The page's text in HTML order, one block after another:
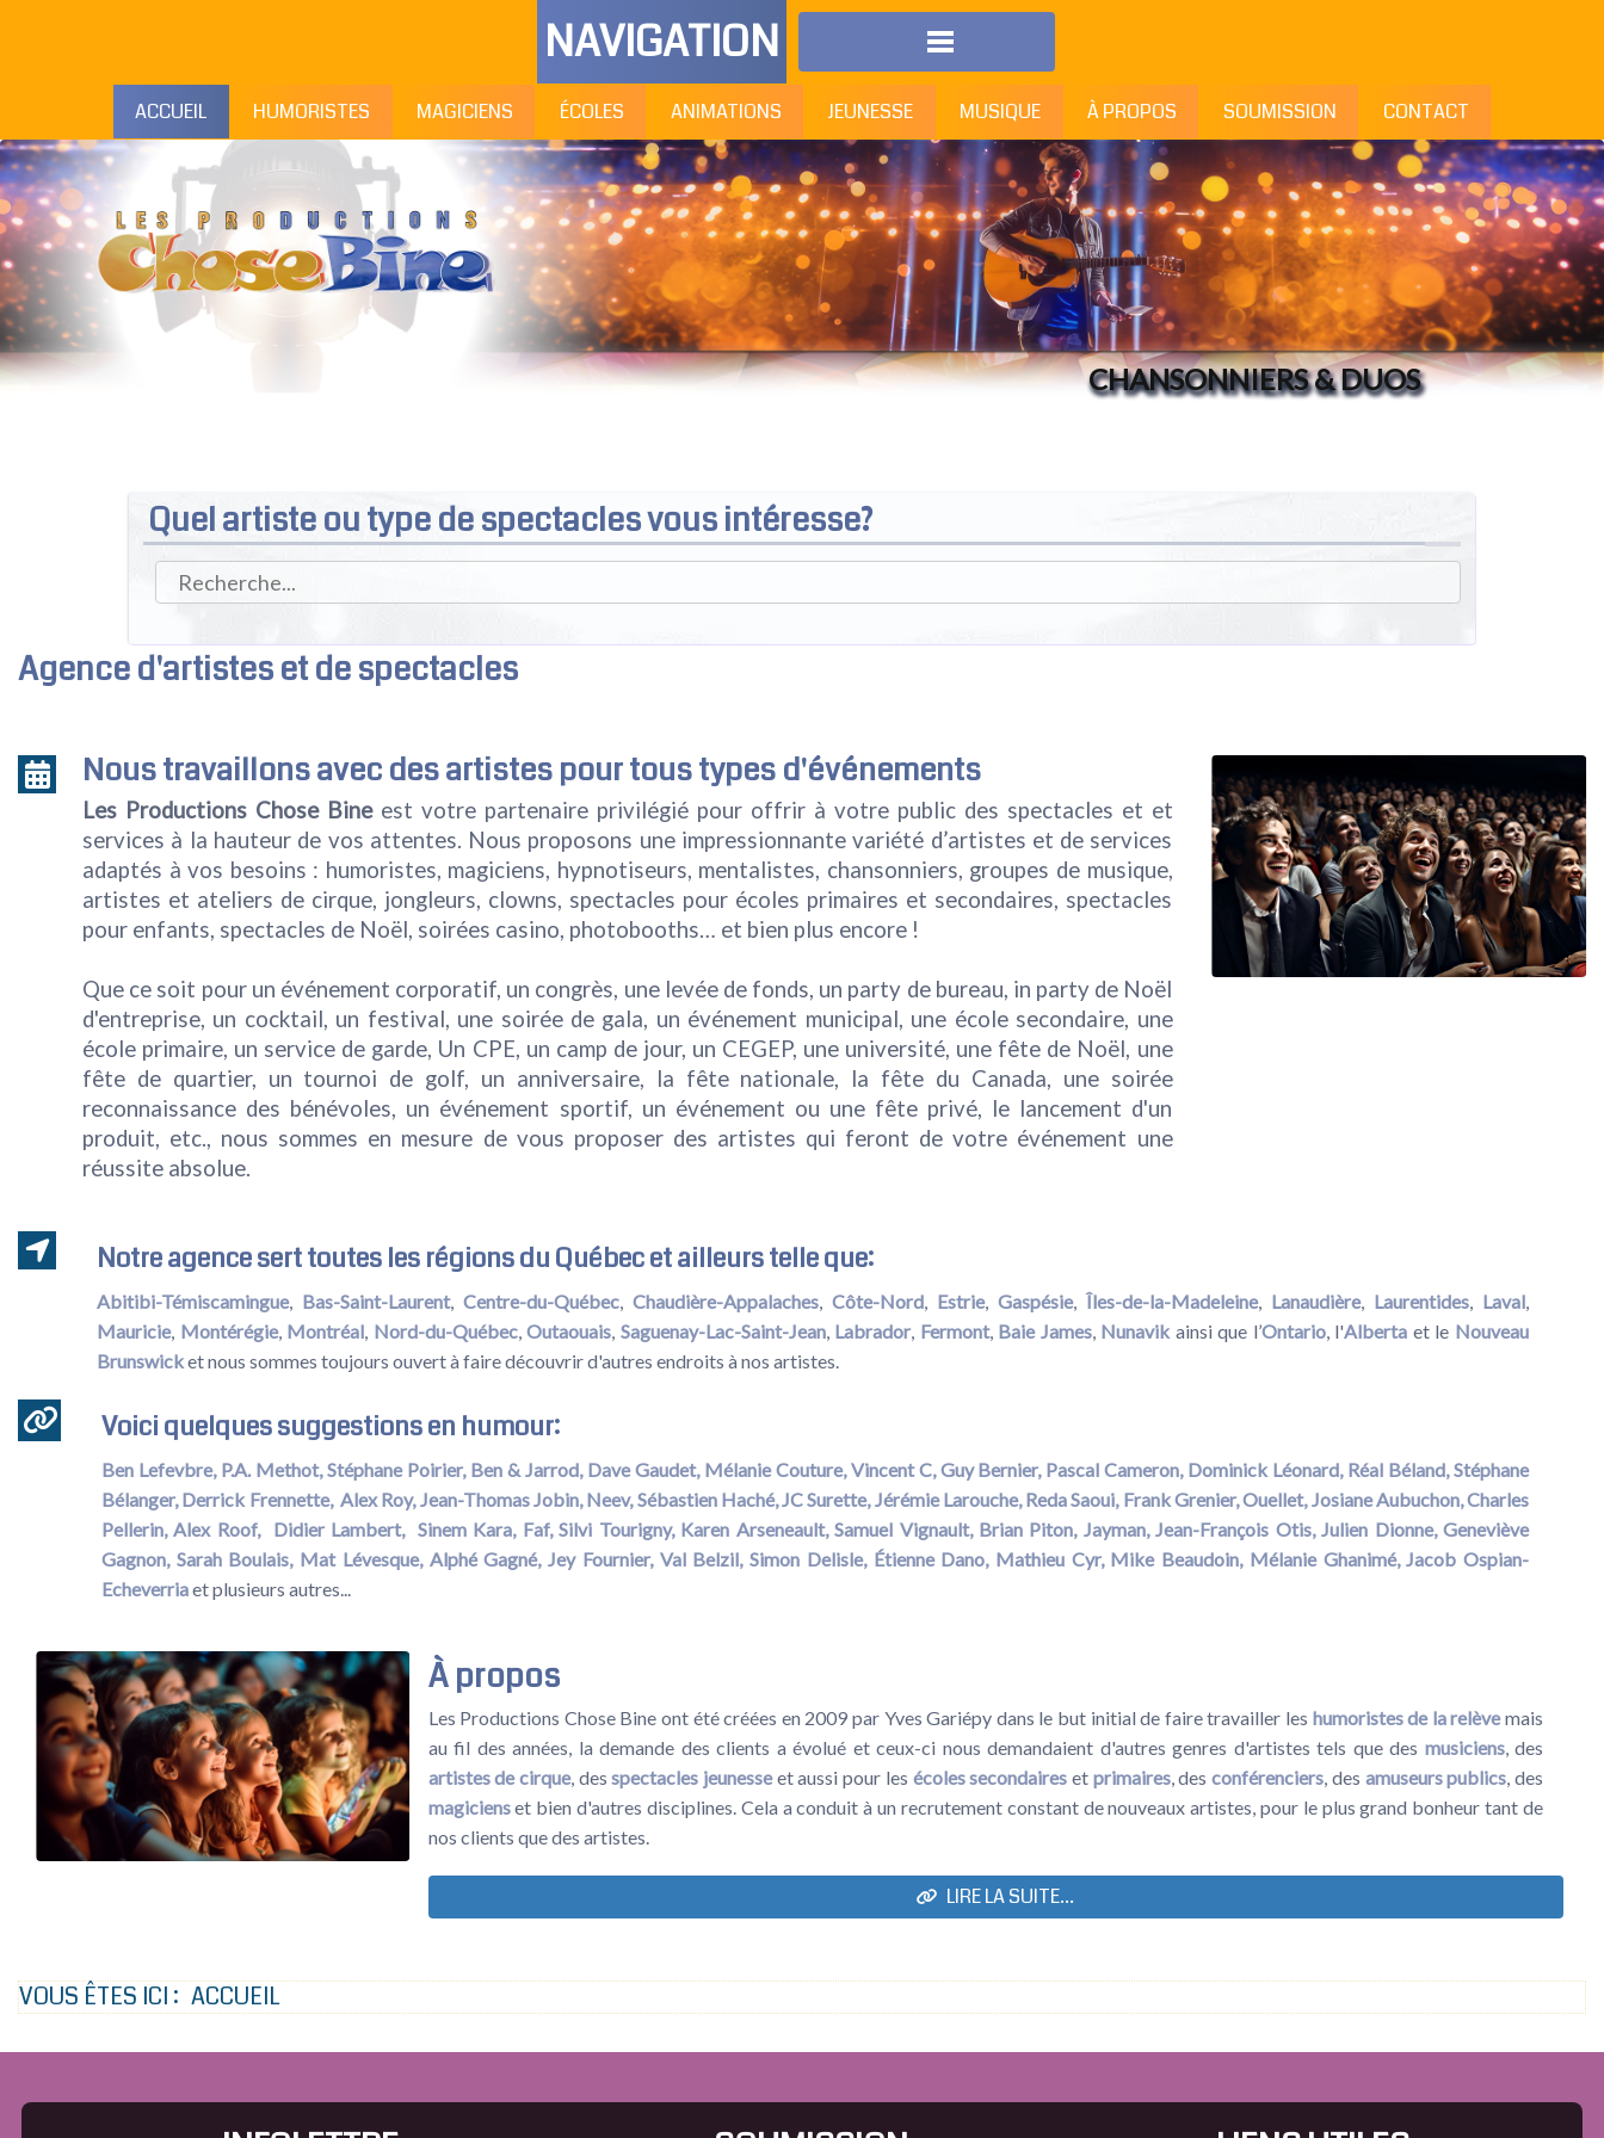
NAVIGATION
ACCUEIL HUMORISTES MAGICIENS ÉCOLES ANIMATIONS JEUNESSE MUSIQUE À PROPOS SOUMISSION CONTACT
CHANSONNIERS & DUOS
Quel artiste ou type de spectacles vous intéresse?
Agence d'artistes et de spectacles
Nous travaillons avec des artistes pour tous types d'événements
Les Productions Chose Bineest votre partenaire privilégié pour offrir à votre public des spectacles et et
services à la hauteur de vos attentes. Nous proposons une impressionnante variété d’artistes et de services
adaptés à vos besoins : humoristes, magiciens, hypnotiseurs, mentalistes, chansonniers, groupes de musique,
artistes et ateliers de cirque, jongleurs, clowns, spectacles pour écoles primaires et secondaires, spectacles
pour enfants, spectacles de Noël, soirées casino, photobooths… et bien plus encore !
Que ce soit pour un événement corporatif, un congrès, une levée de fonds, un party de bureau, in party de Noël
d'entreprise, un cocktail, un festival, une soirée de gala, un événement municipal, une école secondaire, une
école primaire, un service de garde, Un CPE, un camp de jour, un CEGEP, une université, une fête de Noël, une
fête de quartier, un tournoi de golf, un anniversaire, la fête nationale, la fête du Canada, une soirée
reconnaissance des bénévoles, un événement sportif, un événement ou une fête privé, le lancement d'un
produit, etc., nous sommes en mesure de vous proposer des artistes qui feront de votre événement une
réussite absolue.
Notre agence sert toutes les régions du Québec et ailleurs telle que:
Abitibi-Témiscamingue, Bas-Saint-Laurent, Centre-du-Québec, Chaudière-Appalaches, Côte-Nord, Estrie, Gaspésie,Îles-de-la-Madeleine, Lanaudière, Laurentides, Laval,
Mauricie, Montérégie, Montréal, Nord-du-Québec,Outaouais, Saguenay-Lac-Saint-Jean, Labrador, Fermont, Baie James, Nunavik ainsi que l’Ontario, l'Alberta et le Nouveau
Brunswicket nous sommes toujours ouvert à faire découvrir d'autres endroits à nos artistes.
Voici quelques suggestions en humour:
Ben Lefevbre, P.A. Methot, Stéphane Poirier, Ben & Jarrod, Dave Gaudet, Mélanie Couture, Vincent C, Guy Bernier, Pascal Cameron, Dominick Léonard, Réal Béland, Stéphane
Bélanger, Derrick Frennette, Alex Roy,Jean-Thomas Jobin, Neev,Sébastien Haché,JC Surette,Jérémie Larouche, Reda Saoui, Frank Grenier,Ouellet,Josiane Aubuchon,Charles
Pellerin, Alex Roof, Didier Lambert, Sinem Kara, Faf, Silvi Tourigny, Karen Arseneault, Samuel Vignault, Brian Piton, Jayman, Jean-François Otis, Julien Dionne, Geneviève
Gagnon, Sarah Boulais, Mat Lévesque, Alphé Gagné, Jey Fournier, Val Belzil, Simon Delisle, Étienne Dano, Mathieu Cyr, Mike Beaudoin, Mélanie Ghanimé, Jacob Ospian-
Echeverriaet plusieurs autres...
À propos
Les Productions Chose Bine ont été créées en 2009 par Yves Gariépy dans le but initial de faire travailler les humoristes de la relèvemais
au fil des années, la demande des clients a évolué et ceux-ci nous demandaient d'autres genres d'artistes tels que des musiciens, des
artistes de cirque, desspectacles jeunesseet aussi pour les écoles secondaires et primaires, desconférenciers, des amuseurs publics, des
magicienset bien d'autres disciplines. Cela a conduit à un recrutement constant de nouveaux artistes, pour le plus grand bonheur tant de
nos clients que des artistes.
LIRE LA SUITE...
VOUS ÊTES ICI : ACCUEIL